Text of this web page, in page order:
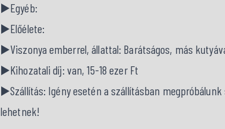
▶️Egyéb:
▶️Előélete:
▶️Viszonya emberrel, állattal: Barátságos, más
▶️Kihozatali díj: van, 15-18 ezer Ft
▶️Szállítás: Igény esetén a szállításban
lehetnek!